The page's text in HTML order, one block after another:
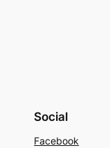
Social
Facebook